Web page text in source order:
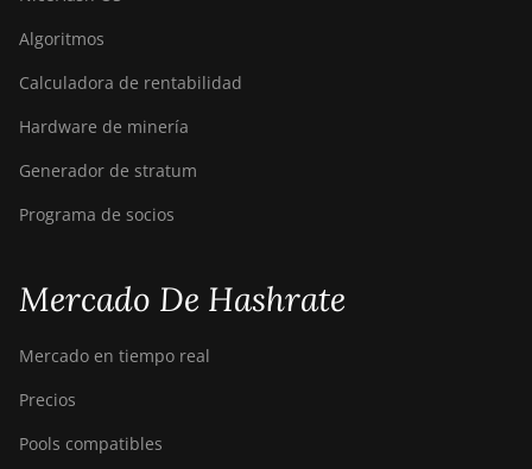
Algoritmos
Calculadora de rentabilidad
Hardware de minería
Generador de stratum
Programa de socios
Mercado De Hashrate
Mercado en tiempo real
Precios
Pools compatibles